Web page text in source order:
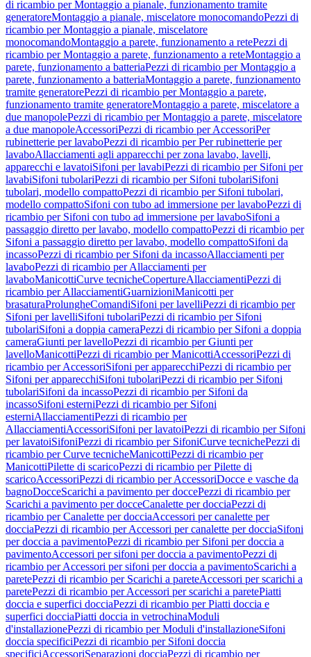
di ricambio per Montaggio a pianale, funzionamento tramite
generatoreMontaggio a pianale, miscelatore monocomandoPezzi di
ricambio per Montaggio a pianale, miscelatore
monocomandoMontaggio a parete, funzionamento a retePezzi di
ricambio per Montaggio a parete, funzionamento a reteMontaggio a
parete, funzionamento a batteriaPezzi di ricambio per Montaggio a
parete, funzionamento a batteriaMontaggio a parete, funzionamento
tramite generatorePezzi di ricambio per Montaggio a parete,
funzionamento tramite generatoreMontaggio a parete, miscelatore a
due manopolePezzi di ricambio per Montaggio a parete, miscelatore
a due manopoleAccessoriPezzi di ricambio per AccessoriPer
rubinetterie per lavaboPezzi di ricambio per Per rubinetterie per
lavaboAllacciamenti agli apparecchi per zona lavabo, lavelli,
apparecchi e lavatoiSifoni per lavabiPezzi di ricambio per Sifoni per
lavabiSifoni tubolariPezzi di ricambio per Sifoni tubolariSifoni
tubolari, modello compattoPezzi di ricambio per Sifoni tubolari,
modello compattoSifoni con tubo ad immersione per lavaboPezzi di
ricambio per Sifoni con tubo ad immersione per lavaboSifoni a
passaggio diretto per lavabo, modello compattoPezzi di ricambio per
Sifoni a passaggio diretto per lavabo, modello compattoSifoni da
incassoPezzi di ricambio per Sifoni da incassoAllacciamenti per
lavaboPezzi di ricambio per Allacciamenti per
lavaboManicottiCurve tecnicheCopertureAllacciamentiPezzi di
ricambio per AllacciamentiGuarnizioniManicotti per
brasaturaProlungheComandiSifoni per lavelliPezzi di ricambio per
Sifoni per lavelliSifoni tubolariPezzi di ricambio per Sifoni
tubolariSifoni a doppia cameraPezzi di ricambio per Sifoni a doppia
cameraGiunti per lavelloPezzi di ricambio per Giunti per
lavelloManicottiPezzi di ricambio per ManicottiAccessoriPezzi di
ricambio per AccessoriSifoni per apparecchiPezzi di ricambio per
Sifoni per apparecchiSifoni tubolariPezzi di ricambio per Sifoni
tubolariSifoni da incassoPezzi di ricambio per Sifoni da
incassoSifoni esterniPezzi di ricambio per Sifoni
esterniAllacciamentiPezzi di ricambio per
AllacciamentiAccessoriSifoni per lavatoiPezzi di ricambio per Sifoni
per lavatoiSifoniPezzi di ricambio per SifoniCurve tecnichePezzi di
ricambio per Curve tecnicheManicottiPezzi di ricambio per
ManicottiPilette di scaricoPezzi di ricambio per Pilette di
scaricoAccessoriPezzi di ricambio per AccessoriDocce e vasche da
bagnoDocceScarichi a pavimento per doccePezzi di ricambio per
Scarichi a pavimento per docceCanalette per docciaPezzi di
ricambio per Canalette per docciaAccessori per canalette per
docciaPezzi di ricambio per Accessori per canalette per docciaSifoni
per doccia a pavimentoPezzi di ricambio per Sifoni per doccia a
pavimentoAccessori per sifoni per doccia a pavimentoPezzi di
ricambio per Accessori per sifoni per doccia a pavimentoScarichi a
paretePezzi di ricambio per Scarichi a pareteAccessori per scarichi a
paretePezzi di ricambio per Accessori per scarichi a paretePiatti
doccia e superfici docciaPezzi di ricambio per Piatti doccia e
superfici docciaPiatti doccia in vetrochinaModuli
d'installazionePezzi di ricambio per Moduli d'installazioneSifoni
doccia specificiPezzi di ricambio per Sifoni doccia
specificiAccessoriSeparazioni docciaPezzi di ricambio per